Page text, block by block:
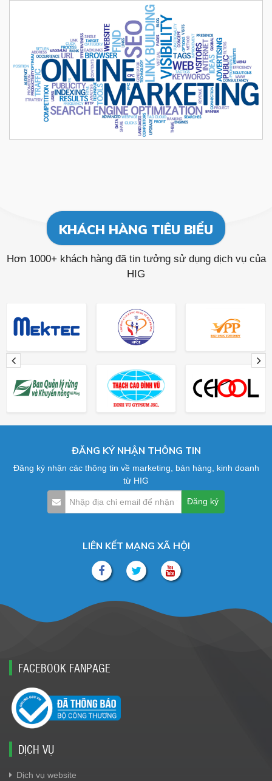
KHÁCH HÀNG TIÊU BIỂU
Hơn 1000+ khách hàng đã tin tưởng sử dụng dịch vụ của
HIG
ĐĂNG KÝ NHẬN THÔNG TIN
Đăng ký nhận các thông tin về marketing, bán hàng, kinh doanh
từ HIG
LIÊN KẾT MẠNG XÃ HỘI
FACEBOOK FANPAGE
DỊCH VỤ
Dịch vụ website